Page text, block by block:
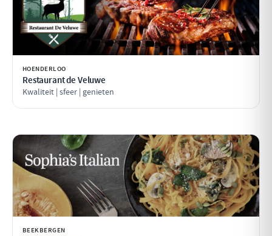
HOENDERLOO
Restaurant de Veluwe
Kwaliteit | sfeer | genieten
BEEKBERGEN